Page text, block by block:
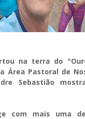
na terra do
Área Pastoral de
Sebastião
com mais uma